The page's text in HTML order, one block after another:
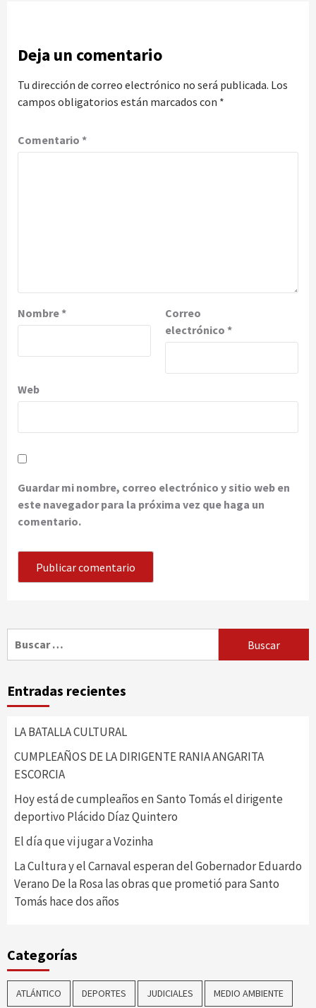
Deja un comentario
Tu dirección de correo electrónico no será publicada. Los
campos obligatorios están marcados con *
Comentario *
Nombre*
Correo
electrónico *
Web
Guardar mi nombre, correo electrónico y sitio web en
este navegador para la próxima vez que haga un
comentario.
Entradas recientes
LA BATALLA CULTURAL
CUMPLEAÑOS DE LA DIRIGENTE RANIA ANGARITA
ESCORCIA
Hoy está de cumpleaños en Santo Tomás el dirigente
deportivo Plácido Díaz Quintero
El día que vi jugar a Vozinha
La Cultura y el Carnaval esperan del Gobernador Eduardo
Verano De la Rosa las obras que prometió para Santo
Tomás hace dos años
Categorías
ATLÁNTICO DEPORTES JUDICIALES MEDIO AMBIENTE